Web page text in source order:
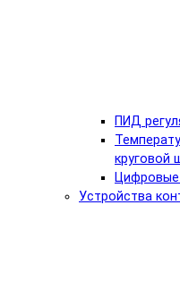
ПИД
круговой
Цифровые
Устройства